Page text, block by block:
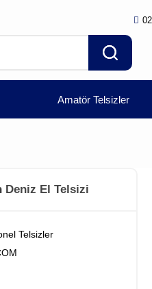
Amatör Telsizler
Deniz El Telsizi
Telsizler